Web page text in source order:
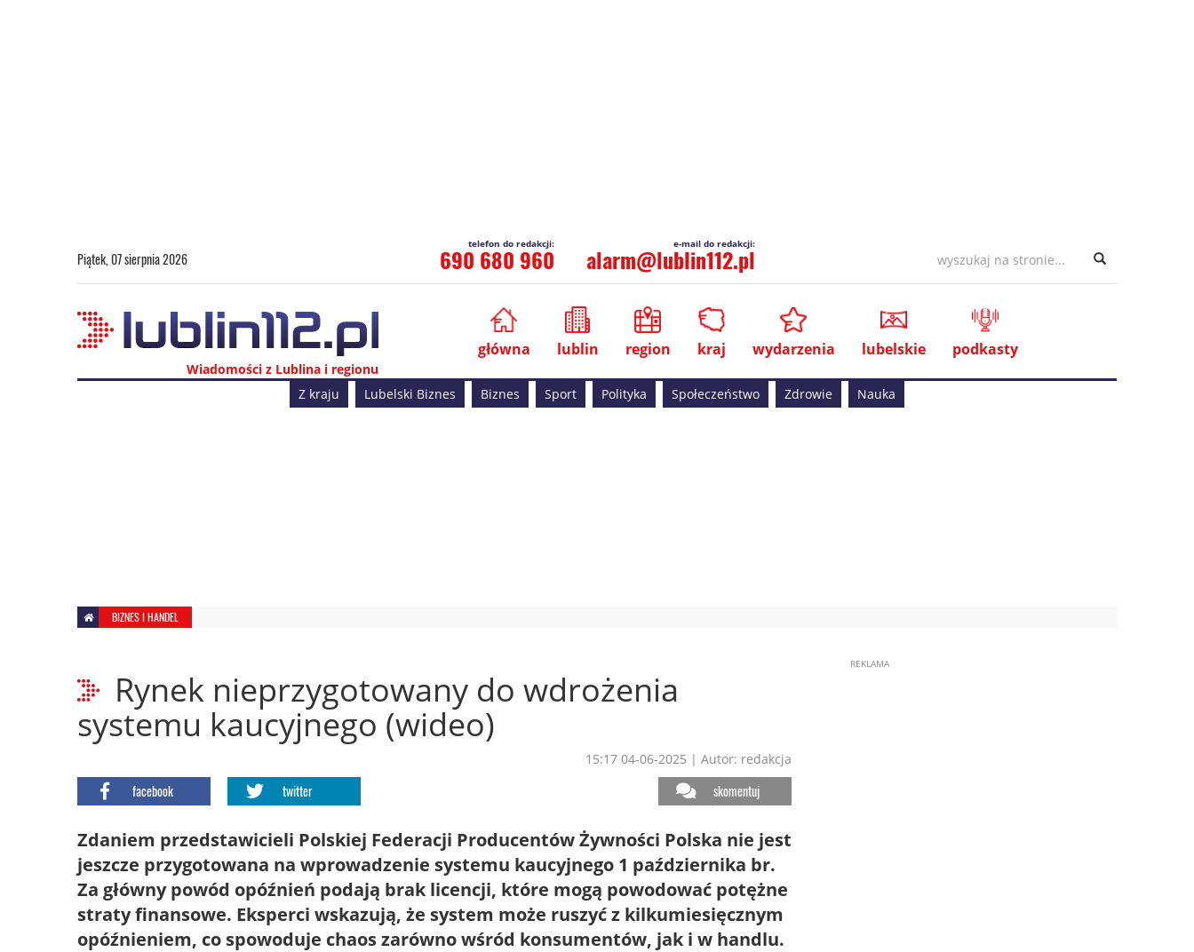
Piątek, 07 sierpnia 2026 690 680 960 alarm@lublin112.pl
Wiadomości z Lublina i regionu
główna lublin region kraj wydarzenia lubelskie podkasty
Z kraju Lubelski Biznes Biznes Sport Polityka Społeczeństwo Zdrowie Nauka
BIZNES I HANDEL
Rynek nieprzygotowany do wdrożenia
systemu kaucyjnego (wideo)
15:17 04-06-2025 | Autor: redakcja
facebook twitter skomentuj
Zdaniem przedstawicieli Polskiej Federacji Producentów Żywności Polska nie jest
jeszcze przygotowana na wprowadzenie systemu kaucyjnego 1 października br.
Za główny powód opóźnień podają brak licencji, które mogą powodować potężne
straty finansowe. Eksperci wskazują, że system może ruszyć z kilkumiesięcznym
opóźnieniem, co spowoduje chaos zarówno wśród konsumentów, jak i w handlu.